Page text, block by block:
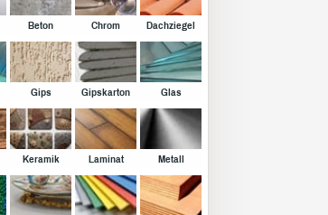
Beton Chrom Dachziegel
Gips Gipskarton Glas
Keramik Laminat Metall